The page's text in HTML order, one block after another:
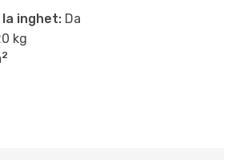
inghet: Da
kg
2